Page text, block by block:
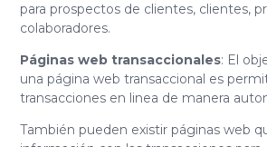
para prospectos de clientes, clientes,
colaboradores.
Páginas web transaccionales: El
una página web transaccional es
transacciones en linea de manera
También pueden existir páginas web